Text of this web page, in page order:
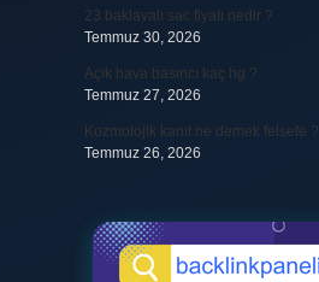
23 baklavalı sac fiyatı nedir ?
Temmuz 30, 2026
Açık hava basıncı kaç hg ?
Temmuz 27, 2026
Kozmolojik kanıt ne demek felsefe ?
Temmuz 26, 2026